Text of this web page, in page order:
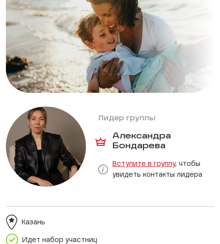
Лидер группы
Александра
Бондарева
Вступите в группу, чтобы
увидеть контакты лидера
Идет набор участниц
Казань